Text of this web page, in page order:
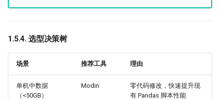
1.5.4. 选型决策树
场景 ​推荐工具 ​理由
单机中数据
（<50GB）
Modin
零代码修改，快速提升现
有 Pandas 脚本性能